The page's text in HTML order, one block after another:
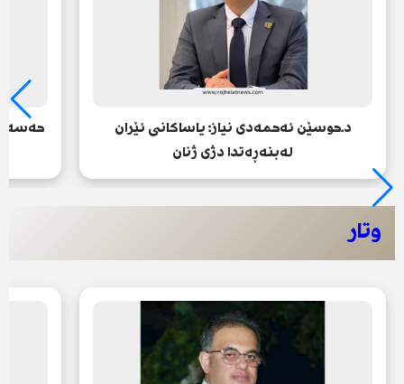
د.حوسێن ئەحمەدی نیاز: یاساکانی ئێران
لەبنەڕەتدا دژی ژنان
حەسەن
وتار